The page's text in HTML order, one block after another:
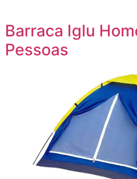
Barraca Iglu
Pessoas